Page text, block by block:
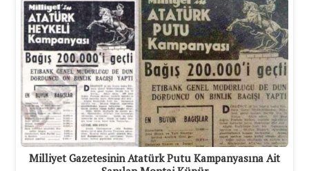
Milliyet Gazetesinin Atatürk Putu Kampanyasına Ait